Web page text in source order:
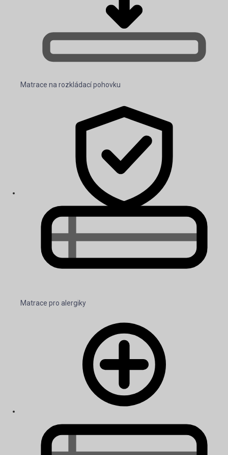
Matrace na rozkládací pohovku
Matrace pro alergiky